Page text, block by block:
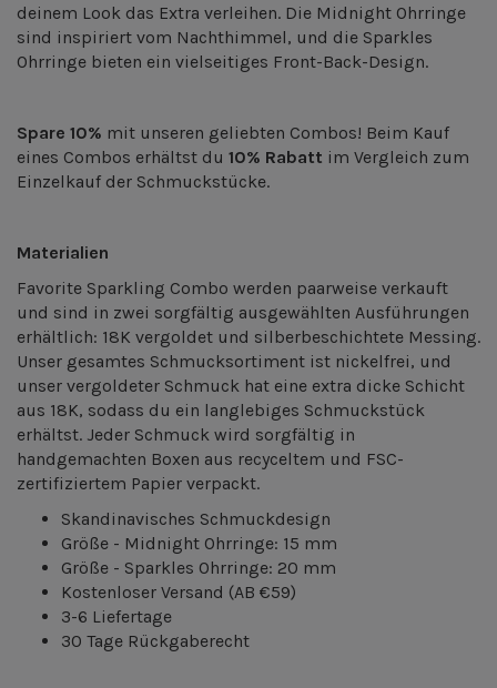
deinem Look das Extra verleihen. Die Midnight Ohrringe
sind inspiriert vom Nachthimmel, und die Sparkles
Ohrringe bieten ein vielseitiges Front-Back-Design.
Spare 10% mit unseren geliebten Combos! Beim Kauf
eines Combos erhältst du 10% Rabatt im Vergleich zum
Einzelkauf der Schmuckstücke.
Materialien
Favorite Sparkling Combo werden paarweise verkauft
und sind in zwei sorgfältig ausgewählten Ausführungen
erhältlich: 18K vergoldet und silberbeschichtete Messing.
Unser gesamtes Schmucksortiment ist nickelfrei, und
unser vergoldeter Schmuck hat eine extra dicke Schicht
aus 18K, sodass du ein langlebiges Schmuckstück
erhältst. Jeder Schmuck wird sorgfältig in
handgemachten Boxen aus recyceltem und FSC-
zertifiziertem Papier verpackt.
Skandinavisches Schmuckdesign
Größe - Midnight Ohrringe: 15 mm
Größe - Sparkles Ohrringe: 20 mm
Kostenloser Versand (AB €59)
3-6 Liefertage
30 Tage Rückgaberecht